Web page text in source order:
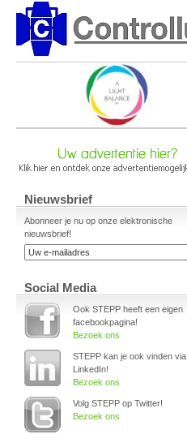
Nieuwsbrief
Abonneer je nu op onze elektronische
nieuwsbrief!
Social Media
Ook STEPP heeft een eigen
facebookpagina!
Bezoek ons
STEPP kan je ook vinden via
LinkedIn!
Bezoek ons
Volg STEPP op Twitter!
Bezoek ons